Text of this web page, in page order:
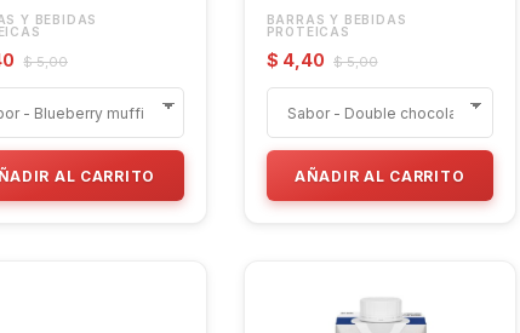
Y BEBIDAS
$ 5,00
AL CARRITO
BARRAS Y BEBIDAS
PROTEICAS
$ 4,40 $ 5,00
AÑADIR AL CARRITO